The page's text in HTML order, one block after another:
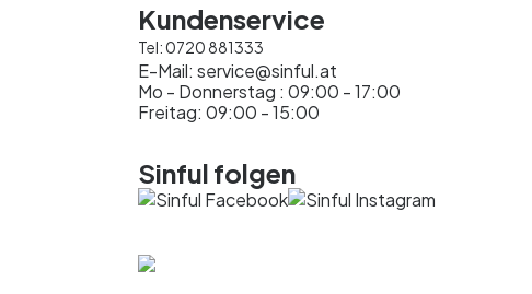
Kundenservice
Tel:0720 881333
E-Mail: service@sinful.at
Mo - Donnerstag : 09:00 - 17:00
Freitag: 09:00 - 15:00
Sinful folgen